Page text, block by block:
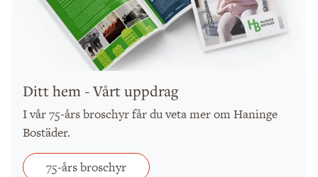
Ditt hem - Vårt uppdrag
I vår 75-års broschyr får du veta mer om Haninge
Bostäder.
75-års broschyr